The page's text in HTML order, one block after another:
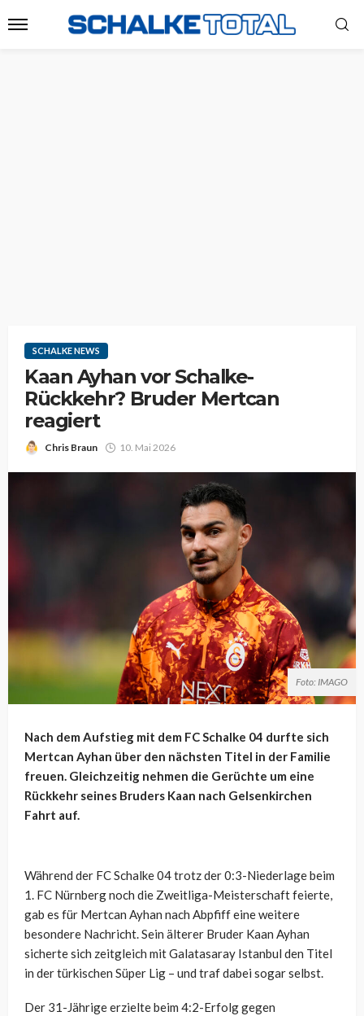
SCHALKE NEWS
Kaan Ayhan vor Schalke-
Rückkehr? Bruder Mertcan
reagiert
Chris Braun 10. Mai 2026
Foto: IMAGO
Nach dem Aufstieg mit dem FC Schalke 04 durfte sich
Mertcan Ayhan über den nächsten Titel in der Familie
freuen. Gleichzeitig nehmen die Gerüchte um eine
Rückkehr seines Bruders Kaan nach Gelsenkirchen
Fahrt auf.
Während der FC Schalke 04 trotz der 0:3-Niederlage beim
1. FC Nürnberg noch die Zweitliga-Meisterschaft feierte,
gab es für Mertcan Ayhan nach Abpfiff eine weitere
besondere Nachricht. Sein älterer Bruder Kaan Ayhan
sicherte sich zeitgleich mit Galatasaray Istanbul den Titel
in der türkischen Süper Lig – und traf dabei sogar selbst.
Der 31-Jährige erzielte beim 4:2-Erfolg gegen